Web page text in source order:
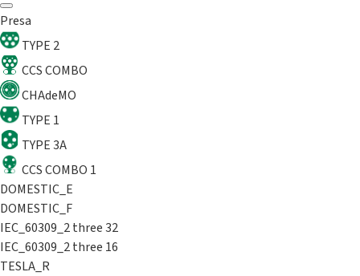
Presa
TYPE 2
CCS COMBO
CHAdeMO
TYPE 1
TYPE 3A
CCS COMBO 1
DOMESTIC_E
DOMESTIC_F
IEC_60309_2 three 32
IEC_60309_2 three 16
TESLA_R